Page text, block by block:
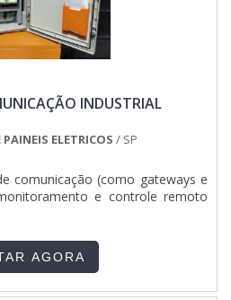
INDUSTRIAL
ELETRICOS / SP
comunicação (como gateways e
e controle remoto
AGORA